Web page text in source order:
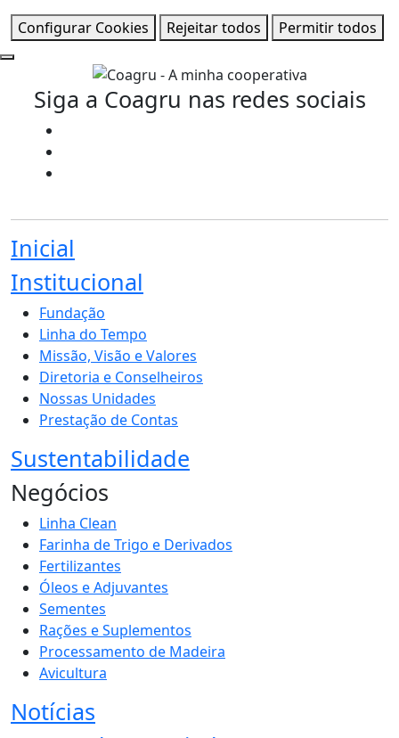
Configurar Cookies
Rejeitar todos Permitir todos
Siga a Coagru nas redes sociais
Inicial
Institucional
Fundação
Linha do Tempo
Missão, Visão e Valores
Diretoria e Conselheiros
Nossas Unidades
Prestação de Contas
Sustentabilidade
Negócios
Linha Clean
Farinha de Trigo e Derivados
Fertilizantes
Óleos e Adjuvantes
Sementes
Rações e Suplementos
Processamento de Madeira
Avicultura
Notícias